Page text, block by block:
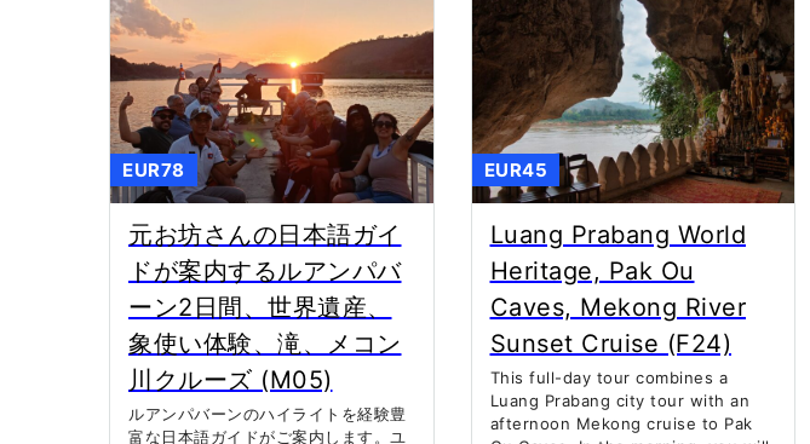
EUR78
元お坊さんの日本語ガイ
ドが案内するルアンパバ
ーン2日間、世界遺産、
象使い体験、滝、メコン
川クルーズ (M05)
ルアンパバーンのハイライトを経験豊
富な日本語ガイドがご案内します。ユ
EUR45
Luang Prabang World
Heritage, Pak Ou
Caves, Mekong River
Sunset Cruise (F24)
This full-day tour combines a
Luang Prabang city tour with an
afternoon Mekong cruise to Pak